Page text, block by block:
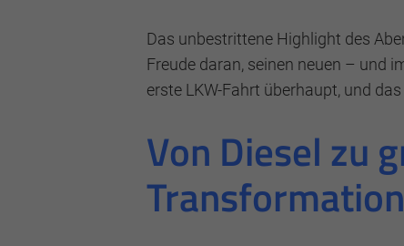
Das unbestrittene Highlight des
Freude daran, seinen neuen – und
erste LKW-Fahrt überhaupt, und
Von Diesel zu
Transformation